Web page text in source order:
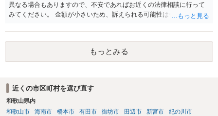
異なる場合もありますので、不安であればお近くの法律相談に行って
みてください。 金額が小さいため、訴えられる可能性は低いと思われ
もっとみる
近くの市区町村を選び直す
和歌山県内
和歌山市
海南市 橋本市 有田市 御坊市 田辺市 新宮市
紀の川市